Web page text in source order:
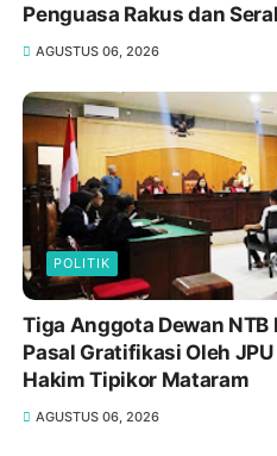
Penguasa Rakus dan
AGUSTUS 06, 2026
POLITIK
Tiga Anggota Dewan NTB
Pasal Gratifikasi Oleh
Hakim Tipikor Mataram
AGUSTUS 06, 2026